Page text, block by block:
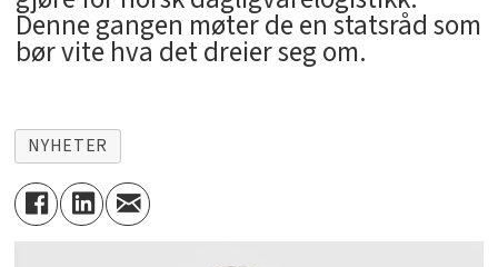
Denne gangen møter de en statsråd som
bør vite hva det dreier seg om.
NYHETER